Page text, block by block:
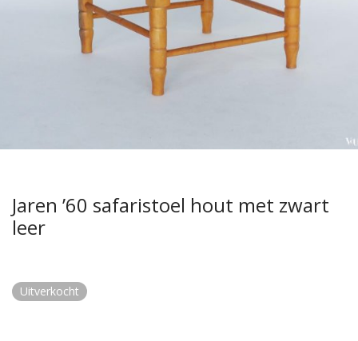
Jaren ’60 safaristoel hout met zwart
leer
Uitverkocht